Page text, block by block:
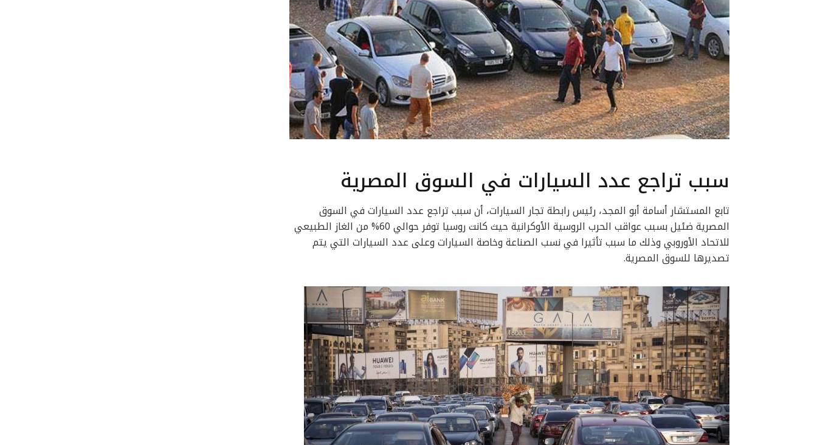
سبب تراجع عدد السيارات في السوق المصرية
تابع المستشار أسامة أبو المجد، رئيس رابطة تجار السيارات، أن سبب تراجع عدد السيارات في السوق
المصرية ضئيل بسبب عواقب الحرب الروسية الأوكرانية حيث كانت روسيا توفر حوالي 60% من الغاز الطبيعي
للاتحاد الأوروبي وذلك ما سبب تأثيرا في نسب الصناعة وخاصة السيارات وعلى عدد السيارات التي يتم
تصديرها للسوق المصرية.